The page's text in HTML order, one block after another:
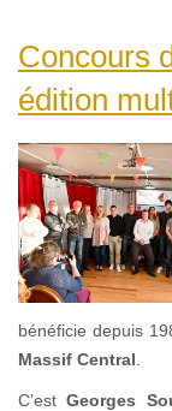
Concours
édition
bénéficie depuis
Massif Central
C’estGeorges